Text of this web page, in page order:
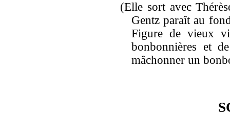
(Elle sort avec
Gentz paraît au
Figure de vieux
bonbonnières et
mâchonner un